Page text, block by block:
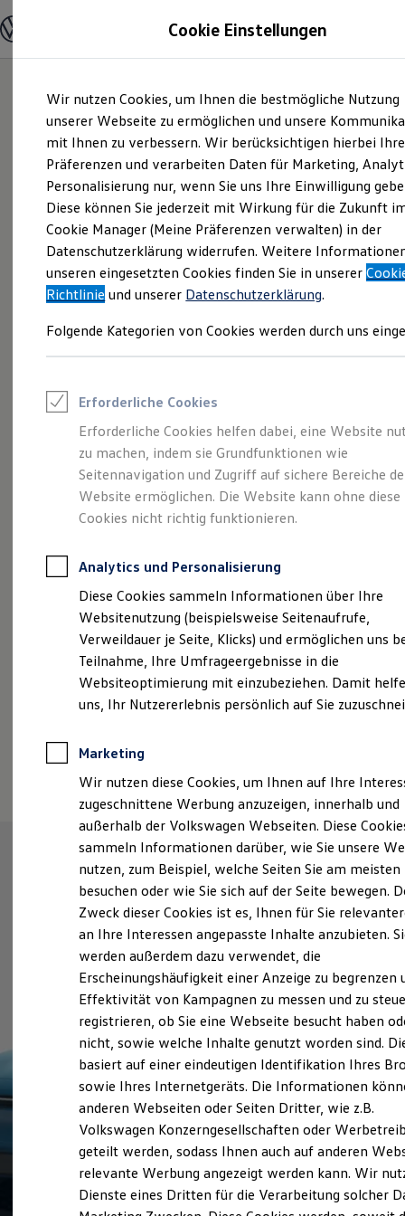
Hauptinhalt
springen
Footer
springen
Modelle und Konfigurator
Modelle vergleichen
Elektroautos
ENERGY Sondermodelle
Nutzfahrzeuge
SUV und CUV
Familienautos
Kombis
Kompaktwagen
Sportwagen
Schnell verfügbare Fahrzeuge
Angebote und Produkte
Aktuelle Angebote
E-Auto-Förderung
Volkswagen Marktplatz
Junge Gebrauchtwagen und Gebrauchtwagen
Saisonangebote
Leasing
Leasing-Angebote
Gebrauchtwagen Leasing
Junge Gebrauchtwagen-Leasing
Elektroauto Leasing
Kleinwagen-Leasing
Leasing ohne Anzahlung
Autokredit mit Schlussrate
Versicherungen und Garantien
Kfz-Versicherung
Restschuldversicherungen
Garantien
Wartungsverträge
Geschäftskunden
Professional Class bei Volkswagen
Großkunden
Behörden
Anpfiff zum Gewinn
Elektroautos
ID. Tutorials
Elektrofahrzeugkonzepte
Reichweite
Reichweite der ID. Modelle
Reichweite im Winter
Laden
Laden unterwegs
Laden Zuhause
Ladezeitensimulator
Batterie
Sicherheit
Garantie und Lebensdauer
Nachhaltigkeit
Technologie
Kosten und Kauf
Verbrauchskosten
Kaufoptionen
E-Auto-Förderung
Software und Konnektivität
Die ID. Software 6
ID. Software Versionen und Updates
Digitale Extras
Schnittstellen zu Ihrem ID.
Die ENERGY
Sondermodelle
(Impressum & Rechtliches
Cookie Einstellungen
Wir nutzen Cookies, um Ihnen die bestmögliche Nutzung
unserer Webseite zu ermöglichen und unsere
mit Ihnen zu verbessern. Wir berücksichtigen hierbei Ihre
Präferenzen und verarbeiten Daten für Marketing,
Personalisierung nur, wenn Sie uns Ihre Einwilligung
Diese können Sie jederzeit mit Wirkung für die Zukunft
Cookie Manager (Meine Präferenzen verwalten) in der
Datenschutzerklärung widerrufen. Weitere
unseren eingesetzten Cookies finden Sie in unserer
Richtlinie und unserer Datenschutzerklärung.
Folgende Kategorien von Cookies werden durch uns
Erforderliche Cookies
Erforderliche Cookies helfen dabei, eine Website
zu machen, indem sie Grundfunktionen wie
Seitennavigation und Zugriff auf sichere Bereiche
Website ermöglichen. Die Website kann ohne diese
Cookies nicht richtig funktionieren.
Analytics und Personalisierung
Diese Cookies sammeln Informationen über Ihre
Websitenutzung (beispielsweise Seitenaufrufe,
Verweildauer je Seite, Klicks) und ermöglichen uns
Teilnahme, Ihre Umfrageergebnisse in die
Websiteoptimierung mit einzubeziehen. Damit
uns, Ihr Nutzererlebnis persönlich auf Sie
Marketing
Wir nutzen diese Cookies, um Ihnen auf Ihre
zugeschnittene Werbung anzuzeigen, innerhalb und
außerhalb der Volkswagen Webseiten. Diese
sammeln Informationen darüber, wie Sie unsere
nutzen, zum Beispiel, welche Seiten Sie am meisten
besuchen oder wie Sie sich auf der Seite bewegen.
Zweck dieser Cookies ist es, Ihnen für Sie
an Ihre Interessen angepasste Inhalte anzubieten.
werden außerdem dazu verwendet, die
Erscheinungshäufigkeit einer Anzeige zu begrenzen
Effektivität von Kampagnen zu messen und zu
registrieren, ob Sie eine Webseite besucht haben
nicht, sowie welche Inhalte genutzt worden sind.
basiert auf einer eindeutigen Identifikation Ihres
sowie Ihres Internetgeräts. Die Informationen
anderen Webseiten oder Seiten Dritter, wie z.B.
Volkswagen Konzerngesellschaften oder
geteilt werden, sodass Ihnen auch auf anderen
relevante Werbung angezeigt werden kann. Wir
Dienste eines Dritten für die Verarbeitung solcher